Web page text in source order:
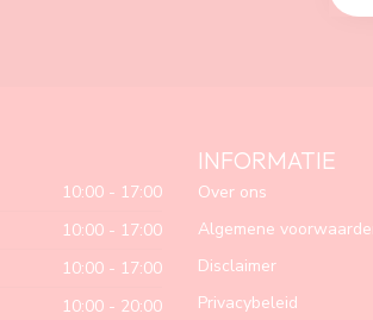
10:00 - 17:00
10:00 - 17:00
10:00 - 17:00
10:00 - 20:00
INFORMATIE
Over ons
Algemene
Disclaimer
Privacybeleid